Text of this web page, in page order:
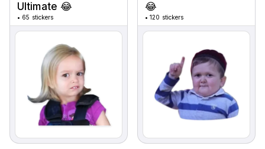
Ultimate 😂
• 65 stickers
😂
•120 stickers